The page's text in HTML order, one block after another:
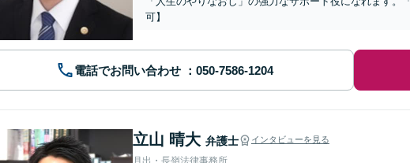
可】
電話でお問い合わせ
立山 晴大 弁護士 インタビューを見る
月出・長嶺法律事務所